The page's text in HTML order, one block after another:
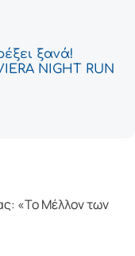
ξανά!
NIGHT RUN
«Το Μέλλον των